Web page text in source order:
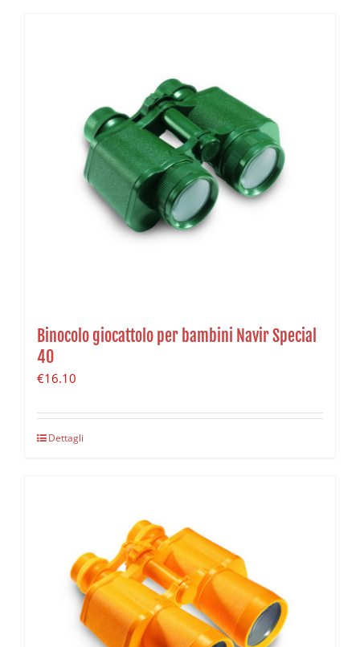
Binocolo giocattolo per bambini Navir Special
40
€16.10
Dettagli